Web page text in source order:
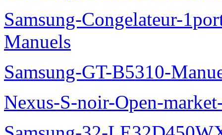
Samsung-Congelateur-
Manuels
Samsung-GT-B5310-
Nexus-S-noir-Open-